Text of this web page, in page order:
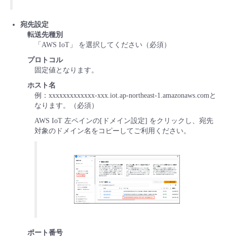
宛先設定
転送先種別
「AWS IoT」 を選択してください（必須）
プロトコル
固定値となります。
ホスト名
例：xxxxxxxxxxxxx-xxx.iot.ap-northeast-1.amazonaws.comと
なります。（必須）
AWS IoT 左ペインの[ドメイン設定] をクリックし、宛先
対象のドメイン名をコピーしてご利用ください。
ポート番号